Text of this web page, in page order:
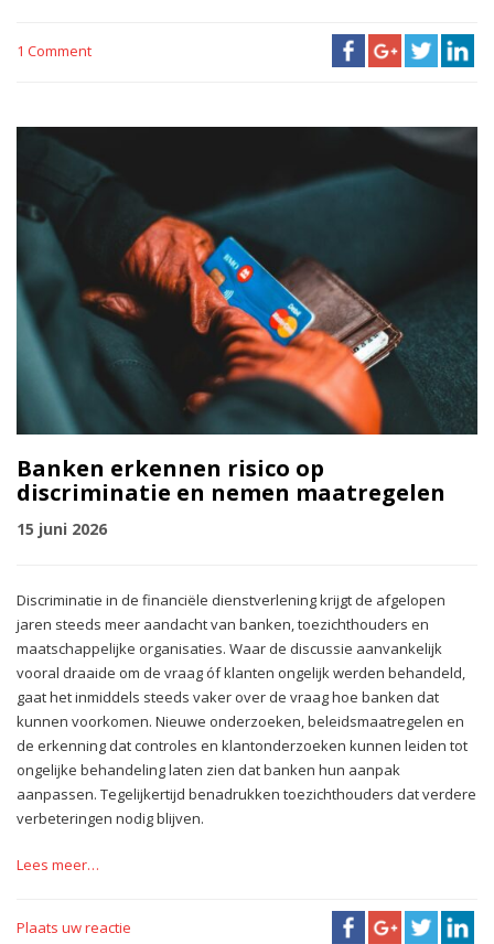
1 Comment
Banken erkennen risico op
discriminatie en nemen maatregelen
15 juni 2026
Discriminatie in de financiële dienstverlening krijgt de afgelopen
jaren steeds meer aandacht van banken, toezichthouders en
maatschappelijke organisaties. Waar de discussie aanvankelijk
vooral draaide om de vraag óf klanten ongelijk werden behandeld,
gaat het inmiddels steeds vaker over de vraag hoe banken dat
kunnen voorkomen. Nieuwe onderzoeken, beleidsmaatregelen en
de erkenning dat controles en klantonderzoeken kunnen leiden tot
ongelijke behandeling laten zien dat banken hun aanpak
aanpassen. Tegelijkertijd benadrukken toezichthouders dat verdere
verbeteringen nodig blijven.
Lees meer…
Plaats uw reactie